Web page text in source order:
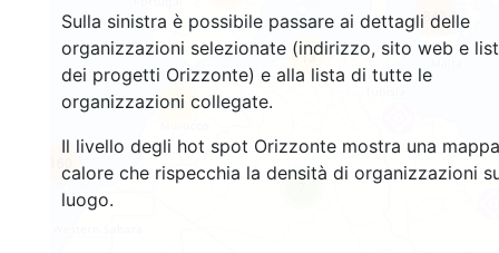
Sulla sinistra è possibile passare ai dettagli delle
organizzazioni selezionate (indirizzo, sito web e
dei progetti Orizzonte) e alla lista di tutte le
organizzazioni collegate.
Il livello degli hot spot Orizzonte mostra una
calore che rispecchia la densità di organizzazioni
luogo.
7
13
61
843